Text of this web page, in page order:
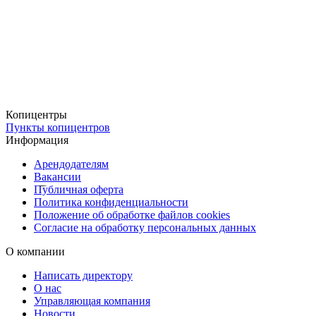
подарков клиентам и сотрудникам.
Возможна персонализация изделий: добавление имён, номеров и
индивидуальных надписей.
Удобная доставка по всей России
Мы позаботились о том, чтобы получить заказ было удобно:
Бесплатная доставка в пункты выдачи Copy.ru
✔
Copy.ru — надёжный партнёр для брендирования кепок и
бейсболок с современными технологиями печати и
Копицентры
Пункты копицентров
Информация
Арендодателям
Вакансии
Публичная оферта
Политика конфиденциальности
Положение об обработке файлов cookies
Согласие на обработку персональных данных
О компании
Написать директору
О нас
Управляющая компания
Новости